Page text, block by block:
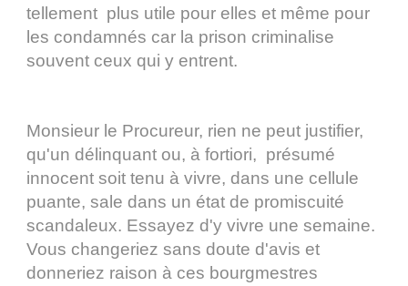
tellement plus utile pour elles et même pour
les condamnés car la prison criminalise
souvent ceux qui y entrent.
Monsieur le Procureur, rien ne peut justifier,
qu'un délinquant ou, à fortiori, présumé
innocent soit tenu à vivre, dans une cellule
puante, sale dans un état de promiscuité
scandaleux. Essayez d'y vivre une semaine.
Vous changeriez sans doute d'avis et
donneriez raison à ces bourgmestres